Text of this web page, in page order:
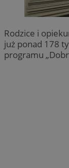
Rodzice i
już ponad 178
programu